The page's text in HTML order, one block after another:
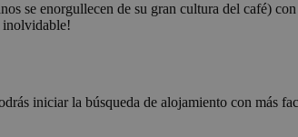
se enorgullecen de su gran cultura del café)
inolvidable!
iniciar la búsqueda de alojamiento con más